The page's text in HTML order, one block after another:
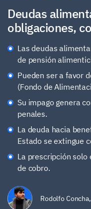
Clasificación
Deudas
obligaciones,
Las deudas
de pensión
Pueden ser a favor
(Fondo de
Su impago genera
penales.
La deuda hacia
Estado se extingue
La prescripción solo
de cobro.
Rodolfo Concha,